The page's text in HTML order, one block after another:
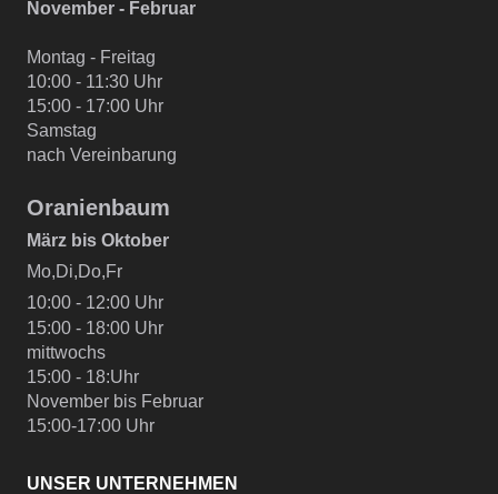
November - Februar
Montag - Freitag
10:00 - 11:30 Uhr
15:00 - 17:00 Uhr
Samstag
nach Vereinbarung
Oranienbaum
März bis Oktober
Mo,Di,Do,Fr
10:00 - 12:00 Uhr
15:00 - 18:00 Uhr
mittwochs
15:00 - 18:Uhr
November bis Februar
15:00-17:00 Uhr
UNSER UNTERNEHMEN